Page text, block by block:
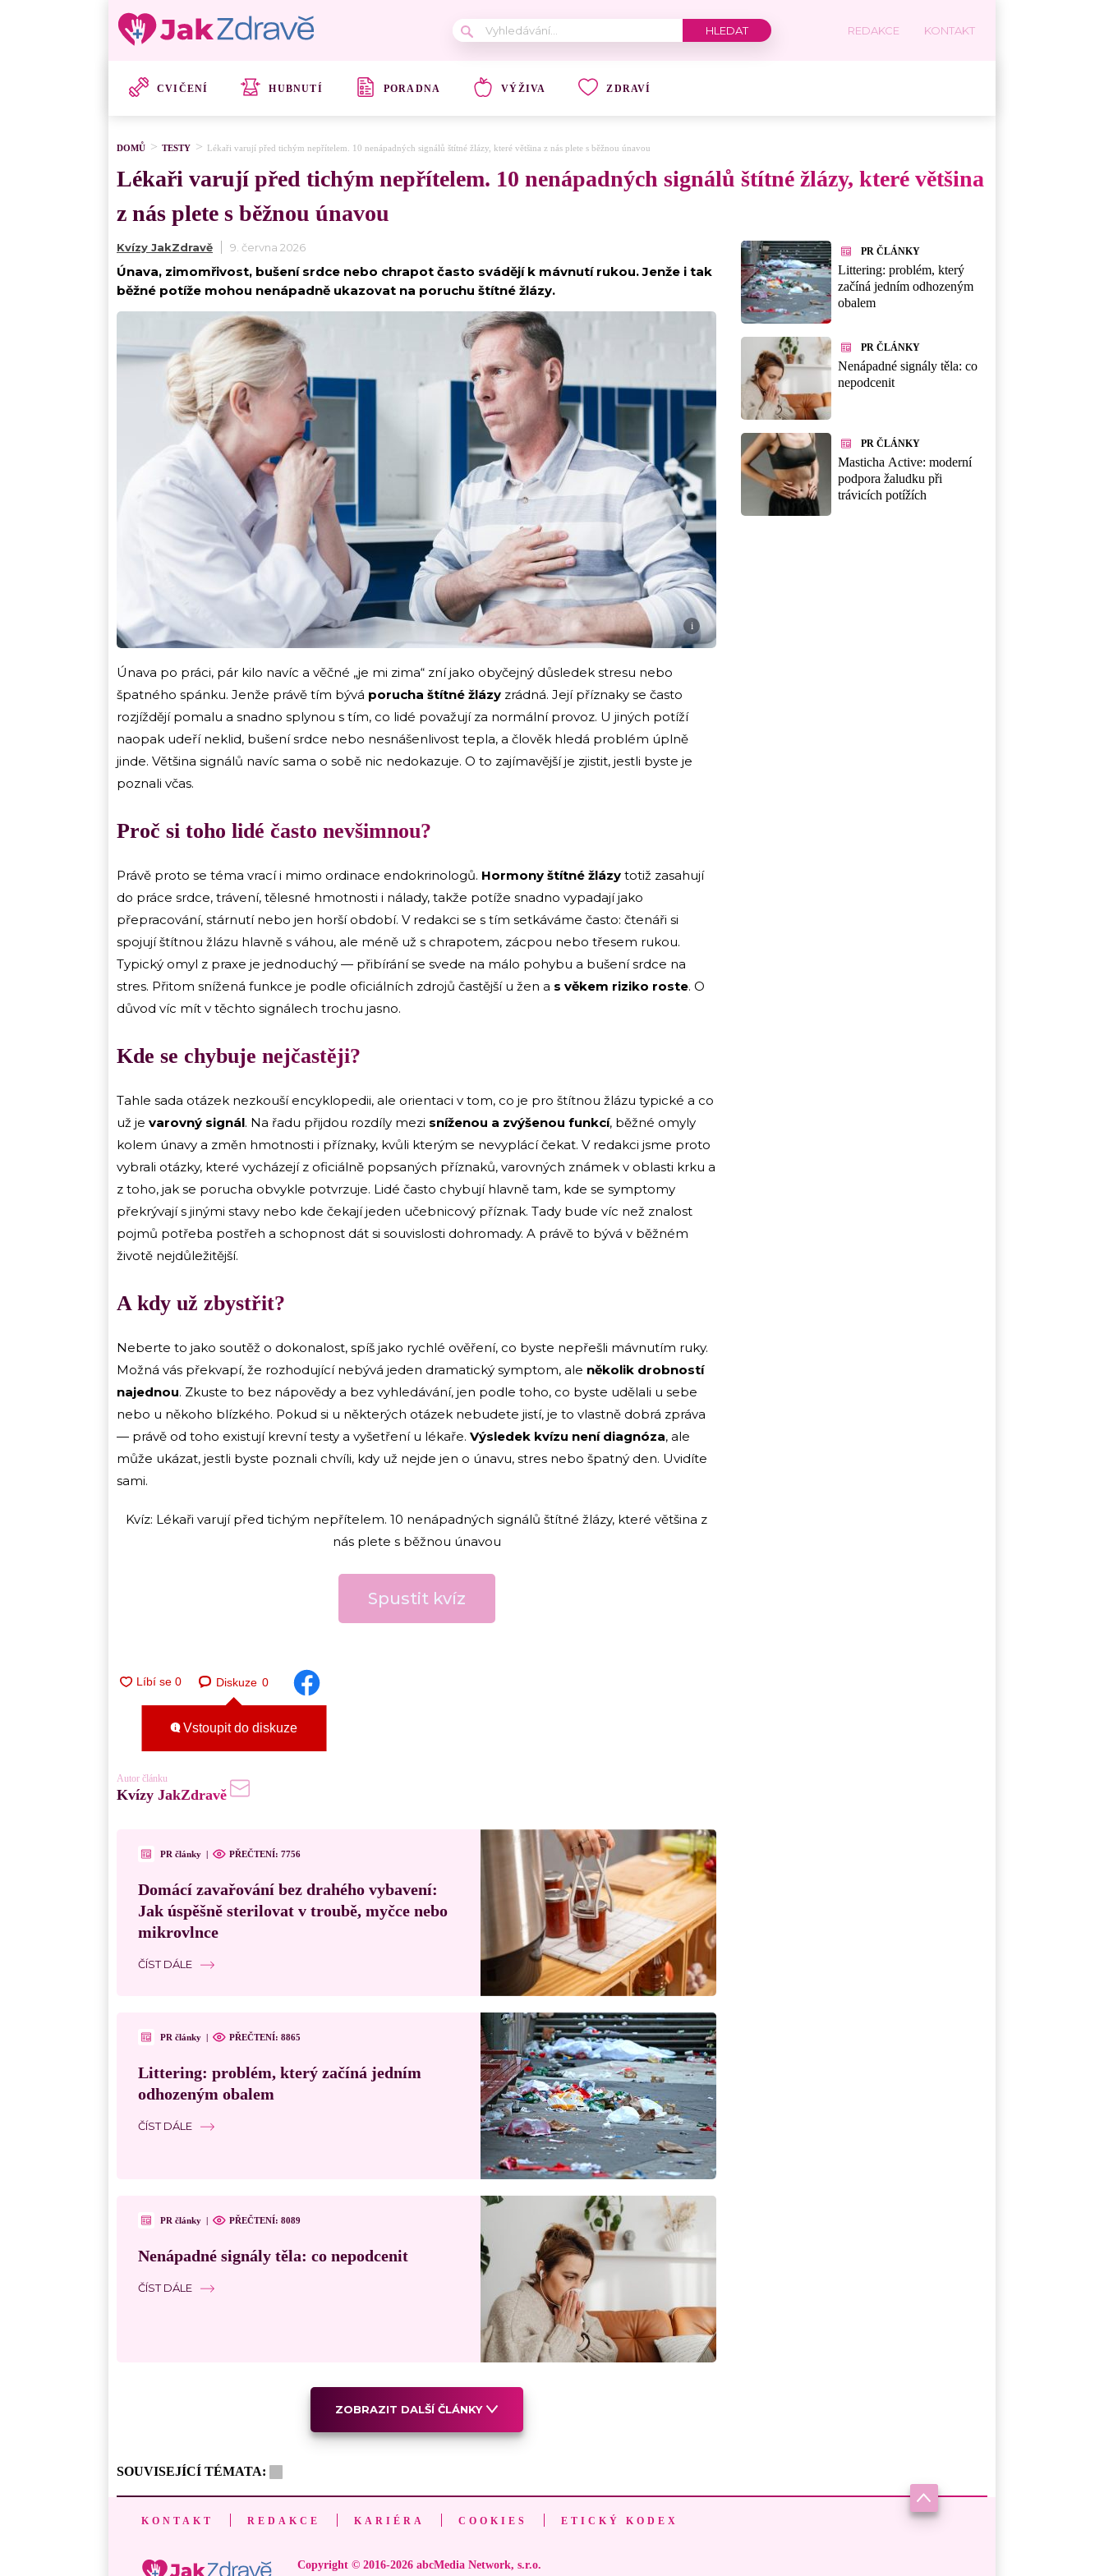
REDAKCE KONTAKT
CVIČENÍ HUBNUTÍ PORADNA VÝŽIVA ZDRAVÍ
DOMŮ TESTY Lékaři varují před tichým nepřítelem. 10 nenápadných signálů štítné žlázy, které většina z nás plete s běžnou únavou
Lékaři varují před tichým nepřítelem. 10 nenápadných signálů štítné žlázy, které většina
z nás plete s běžnou únavou
Kvízy JakZdravě 9. června 2026
Únava, zimomřivost, bušení srdce nebo chrapot často svádějí k mávnutí rukou. Jenže i tak
běžné potíže mohou nenápadně ukazovat na poruchu štítné žlázy.
i
Únava po práci, pár kilo navíc a věčné „je mi zima“ zní jako obyčejný důsledek stresu nebo
špatného spánku. Jenže právě tím bývá porucha štítné žlázy zrádná. Její příznaky se často
rozjíždějí pomalu a snadno splynou s tím, co lidé považují za normální provoz. U jiných potíží
naopak udeří neklid, bušení srdce nebo nesnášenlivost tepla, a člověk hledá problém úplně
jinde. Většina signálů navíc sama o sobě nic nedokazuje. O to zajímavější je zjistit, jestli byste je
poznali včas.
Proč si toho lidé často nevšimnou?
Právě proto se téma vrací i mimo ordinace endokrinologů. Hormony štítné žlázy totiž zasahují
do práce srdce, trávení, tělesné hmotnosti i nálady, takže potíže snadno vypadají jako
přepracování, stárnutí nebo jen horší období. V redakci se s tím setkáváme často: čtenáři si
spojují štítnou žlázu hlavně s váhou, ale méně už s chrapotem, zácpou nebo třesem rukou.
Typický omyl z praxe je jednoduchý — přibírání se svede na málo pohybu a bušení srdce na
stres. Přitom snížená funkce je podle oficiálních zdrojů častější u žen a s věkem riziko roste. O
důvod víc mít v těchto signálech trochu jasno.
Kde se chybuje nejčastěji?
Tahle sada otázek nezkouší encyklopedii, ale orientaci v tom, co je pro štítnou žlázu typické a co
už je varovný signál. Na řadu přijdou rozdíly mezi sníženou a zvýšenou funkcí, běžné omyly
kolem únavy a změn hmotnosti i příznaky, kvůli kterým se nevyplácí čekat. V redakci jsme proto
vybrali otázky, které vycházejí z oficiálně popsaných příznaků, varovných známek v oblasti krku a
z toho, jak se porucha obvykle potvrzuje. Lidé často chybují hlavně tam, kde se symptomy
překrývají s jinými stavy nebo kde čekají jeden učebnicový příznak. Tady bude víc než znalost
pojmů potřeba postřeh a schopnost dát si souvislosti dohromady. A právě to bývá v běžném
životě nejdůležitější.
A kdy už zbystřit?
Neberte to jako soutěž o dokonalost, spíš jako rychlé ověření, co byste nepřešli mávnutím ruky.
Možná vás překvapí, že rozhodující nebývá jeden dramatický symptom, ale několik drobností
najednou. Zkuste to bez nápovědy a bez vyhledávání, jen podle toho, co byste udělali u sebe
nebo u někoho blízkého. Pokud si u některých otázek nebudete jistí, je to vlastně dobrá zpráva
— právě od toho existují krevní testy a vyšetření u lékaře. Výsledek kvízu není diagnóza, ale
může ukázat, jestli byste poznali chvíli, kdy už nejde jen o únavu, stres nebo špatný den. Uvidíte
sami.
Kvíz: Lékaři varují před tichým nepřítelem. 10 nenápadných signálů štítné žlázy, které většina z
nás plete s běžnou únavou
Spustit kvíz
Diskuze 0
Vstoupit do diskuze
Autor článku
Kvízy JakZdravě
PR články | PŘEČTENÍ: 7756
Domácí zavařování bez drahého vybavení:
Jak úspěšně sterilovat v troubě, myčce nebo
mikrovlnce
ČÍST DÁLE
PR články | PŘEČTENÍ: 8865
Littering: problém, který začíná jedním
odhozeným obalem
ČÍST DÁLE
PR články | PŘEČTENÍ: 8089
Nenápadné signály těla: co nepodcenit
ČÍST DÁLE
ZOBRAZIT DALŠÍ ČLÁNKY
SOUVISEJÍCÍ TÉMATA:
PR ČLÁNKY
Littering: problém, který
začíná jedním odhozeným
obalem
PR ČLÁNKY
Nenápadné signály těla: co
nepodcenit
PR ČLÁNKY
Masticha Active: moderní
podpora žaludku při
trávicích potížích
KONTAKT REDAKCE KARIÉRA COOKIES ETICKÝ KODEX
Copyright © 2016-2026 abcMedia Network, s.r.o.